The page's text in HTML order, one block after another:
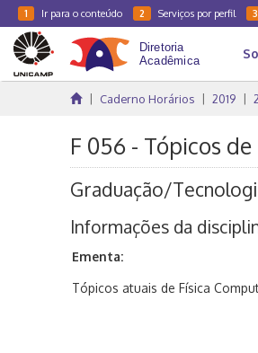
1 Ir para o conteúdo 2 Serviços por perfil 3
Caderno Horários 2019
F 056 - Tópicos
Graduação/
Informações da
Ementa:
Tópicos atuais de Física